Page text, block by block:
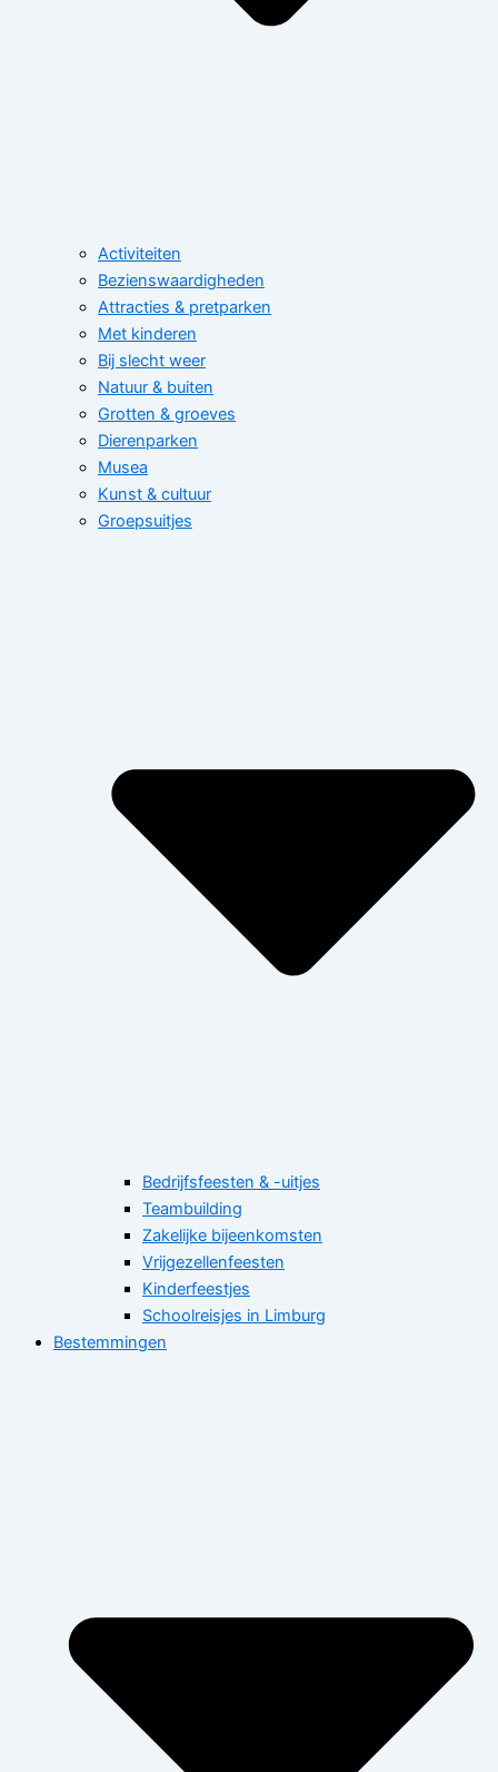
Activiteiten
Bezienswaardigheden
Attracties & pretparken
Met kinderen
Bij slecht weer
Natuur & buiten
Grotten & groeves
Dierenparken
Musea
Kunst & cultuur
Groepsuitjes
Bedrijfsfeesten & -uitjes
Teambuilding
Zakelijke bijeenkomsten
Vrijgezellenfeesten
Kinderfeestjes
Schoolreisjes in Limburg
Bestemmingen